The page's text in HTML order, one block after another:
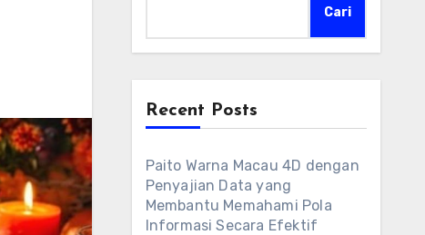
Cari
Recent Posts
Paito Warna Macau 4D dengan
Penyajian Data yang
Membantu Memahami Pola
Informasi Secara Efektif